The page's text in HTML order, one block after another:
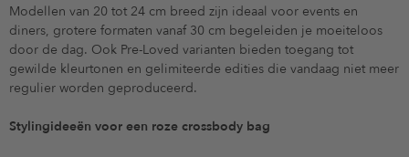
Modellen van 20 tot 24 cm breed zijn ideaal voor events en
diners, grotere formaten vanaf 30 cm begeleiden je moeiteloos
door de dag. Ook Pre-Loved varianten bieden toegang tot
gewilde kleurtonen en gelimiteerde edities die vandaag niet meer
regulier worden geproduceerd.
Stylingideeën voor een roze crossbody bag